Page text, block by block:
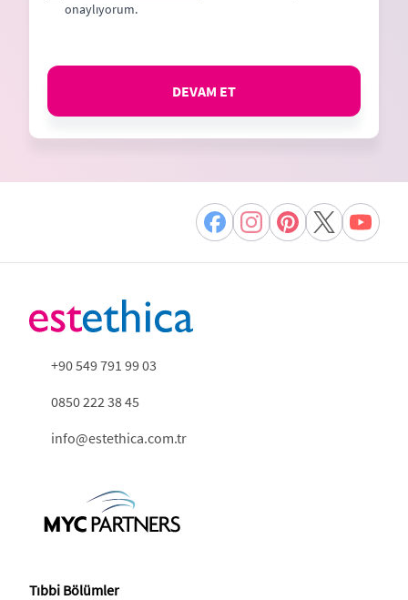
onaylıyorum.
DEVAM ET
+90 549 791 99 03
0850 222 38 45
info@estethica.com.tr
Tıbbi Bölümler